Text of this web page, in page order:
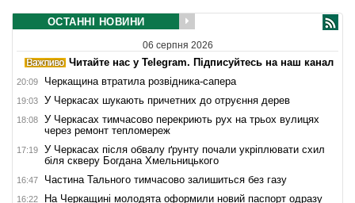
ОСТАННІ НОВИНИ
06 серпня 2026
Читайте нас у Telegram. Підписуйтесь на наш канал
20:09 Черкащина втратила розвідника-сапера
19:03 У Черкасах шукають причетних до отруєння дерев
18:08
У Черкасах тимчасово перекриють рух на трьох вулицях
через ремонт тепломереж
17:19
У Черкасах після обвалу ґрунту почали укріплювати схил
біля скверу Богдана Хмельницького
16:47 Частина Тального тимчасово залишиться без газу
16:22
На Черкащині молодята оформили новий паспорт одразу